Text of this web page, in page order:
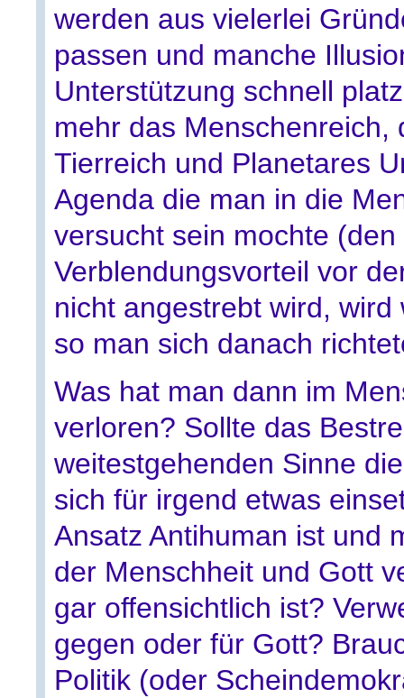
werden aus vielerlei
passen und manche
Unterstützung schnell
mehr das Menschenreich,
Tierreich und Planetares
Agenda die man in die
versucht sein mochte
Verblendungsvorteil vor
nicht angestrebt wird,
so man sich danach
Was hat man dann im
verloren? Sollte das
weitestgehenden Sinne
sich für irgend etwas
Ansatz Antihuman ist und
der Menschheit und Gott
gar offensichtlich ist?
gegen oder für Gott?
Politik (oder